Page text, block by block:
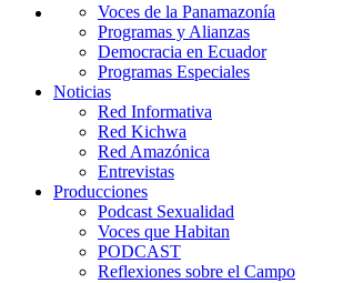
Voces de la Panamazonía
Programas y Alianzas
Democracia en Ecuador
Programas Especiales
Noticias
Red Informativa
Red Kichwa
Red Amazónica
Entrevistas
Producciones
Podcast Sexualidad
Voces que Habitan
PODCAST
Reflexiones sobre el Campo